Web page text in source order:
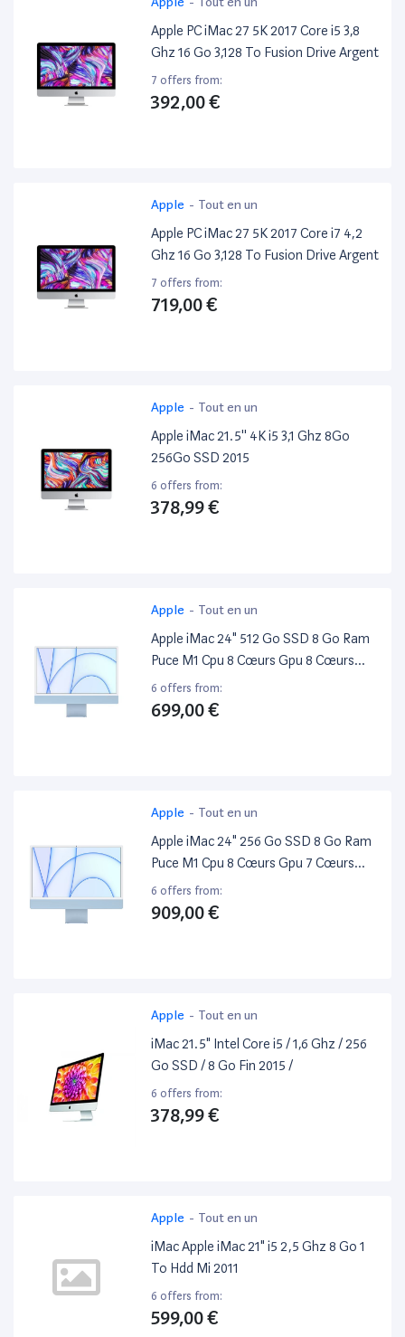
Apple PC iMac 27 5K 2017 Core i5 3,8
Ghz 16 Go 3,128 To Fusion Drive Argent
7 offers from:
392,00 €
Apple - Tout en un
Apple PC iMac 27 5K 2017 Core i7 4,2
Ghz 16 Go 3,128 To Fusion Drive Argent
7 offers from:
719,00 €
Apple - Tout en un
Apple iMac 21.5'' 4K i5 3,1 Ghz 8Go
256Go SSD 2015
6 offers from:
378,99 €
Apple - Tout en un
Apple iMac 24" 512 Go SSD 8 Go Ram
Puce M1 Cpu 8 Cœurs Gpu 8 Cœurs
Bleu
6 offers from:
699,00 €
Apple - Tout en un
Apple iMac 24" 256 Go SSD 8 Go Ram
Puce M1 Cpu 8 Cœurs Gpu 7 Cœurs
Bleu
6 offers from:
909,00 €
Apple - Tout en un
iMac 21.5" Intel Core i5 / 1,6 Ghz / 256
Go SSD / 8 Go Fin 2015 /
6 offers from:
378,99 €
Apple - Tout en un
iMac Apple iMac 21" i5 2,5 Ghz 8 Go 1
To Hdd Mi 2011
6 offers from:
599,00 €